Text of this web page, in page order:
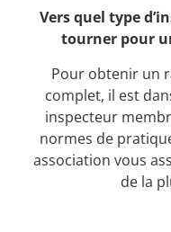
Vers quel type
tourner pour
Pour obtenir un
complet, il est
inspecteur
normes de
association vous
de la